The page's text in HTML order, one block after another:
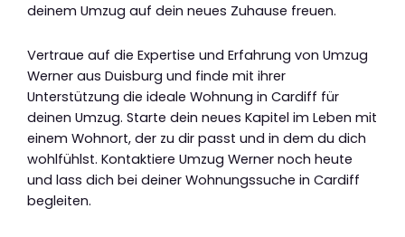
deinem Umzug auf dein neues Zuhause freuen.
Vertraue auf die Expertise und Erfahrung von Umzug
Werner aus Duisburg und finde mit ihrer
Unterstützung die ideale Wohnung in Cardiff für
deinen Umzug. Starte dein neues Kapitel im Leben mit
einem Wohnort, der zu dir passt und in dem du dich
wohlfühlst. Kontaktiere Umzug Werner noch heute
und lass dich bei deiner Wohnungssuche in Cardiff
begleiten.